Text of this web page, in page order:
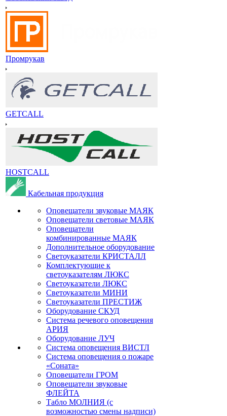
Промрукав
GETCALL
HOSTCALL
Кабельная продукция
Оповещатели звуковые МАЯК
Оповещатели световые МАЯК
Оповещатели
комбинированные МАЯК
Дополнительное оборудование
Светоуказатели КРИСТАЛЛ
Комплектующие к
светоуказателям ЛЮКС
Светоуказатели ЛЮКС
Светоуказатели МИНИ
Светоуказатели ПРЕСТИЖ
Оборудование СКУД
Система речевого оповещения
АРИЯ
Оборудование ЛУЧ
Система оповещения ВИСТЛ
Система оповещения о пожаре
«Соната»
Оповещатели ГРОМ
Оповещатели звуковые
ФЛЕЙТА
Табло МОЛНИЯ (с
возможностью смены надписи)